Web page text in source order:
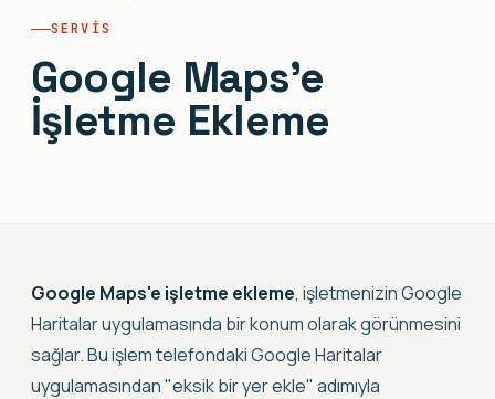
SERVIS
Google Maps'e
İşletme Ekleme
Google Maps'e işletme ekleme, işletmenizin Google
Haritalar uygulamasında bir konum olarak görünmesini
sağlar. Bu işlem telefondaki Google Haritalar
uygulamasından "eksik bir yer ekle" adımıyla